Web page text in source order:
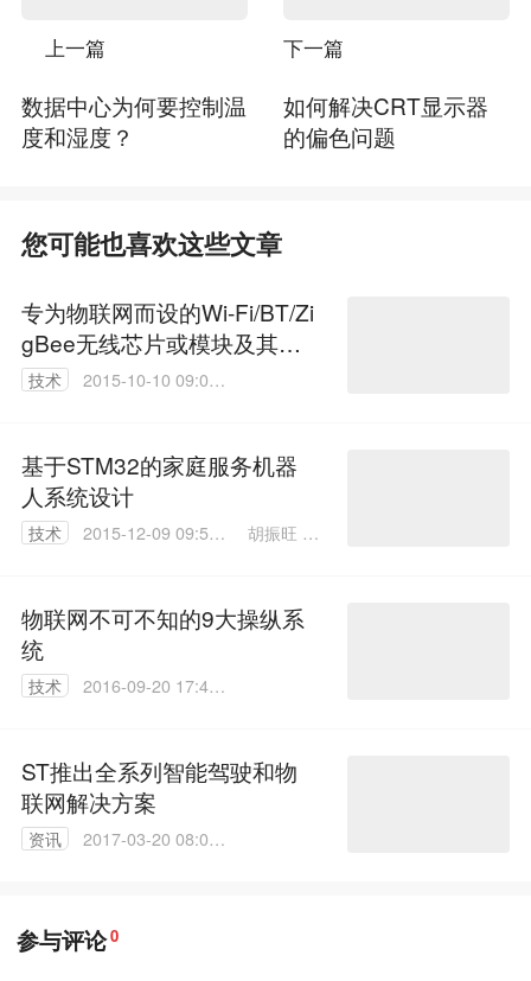
上一篇
数据中心为何要控制温
度和湿度？
下一篇
如何解决CRT显示器
的偏色问题
您可能也喜欢这些文章
专为物联网而设的Wi-Fi/BT/Zi
gBee无线芯片或模块及其应
用
技术
2015-10-10 09:03:
基于STM32的家庭服务机器
人系统设计
技术
2015-12-09 09:57:
胡振旺 陈
物联网不可不知的9大操纵系
统
技术
2016-09-20 17:45:
ST推出全系列智能驾驶和物
联网解决方案
资讯
2017-03-20 08:01:
参与评论0